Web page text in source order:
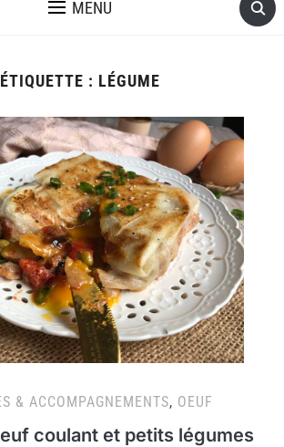
MENU
ÉTIQUETTE : LÉGUME
& ACCOMPAGNEMENTS, OEUF
coulant et petits légumes